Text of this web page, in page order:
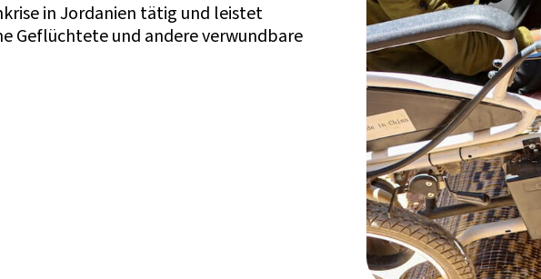
in Jordanien tätig und leistet
Geflüchtete und andere verwundbare